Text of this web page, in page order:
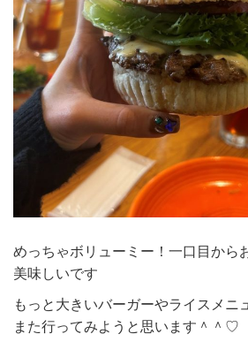
めっちゃボリューミー！一口目から
美味しいです
もっと大きいバーガーやライスメニ
また行ってみようと思います＾＾♡